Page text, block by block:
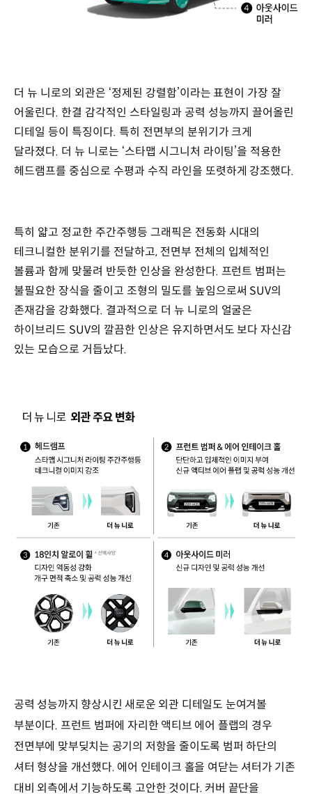
더 뉴 니로의 외관은 ‘정제된 강렬함’이라는 표현이 가장 잘
어울린다. 한결 감각적인 스타일링과 공력 성능까지 끌어올린
디테일 등이 특징이다. 특히 전면부의 분위기가 크게
달라졌다. 더 뉴 니로는 ‘스타맵 시그니처 라이팅’을 적용한
헤드램프를 중심으로 수평과 수직 라인을 또렷하게 강조했다.
특히 얇고 정교한 주간주행등 그래픽은 전동화 시대의
테크니컬한 분위기를 전달하고, 전면부 전체의 입체적인
볼륨과 함께 맞물려 반듯한 인상을 완성한다. 프런트 범퍼는
불필요한 장식을 줄이고 조형의 밀도를 높임으로써 SUV의
존재감을 강화했다. 결과적으로 더 뉴 니로의 얼굴은
하이브리드 SUV의 깔끔한 인상은 유지하면서도 보다 자신감
있는 모습으로 거듭났다.
공력 성능까지 향상시킨 새로운 외관 디테일도 눈여겨볼
부분이다. 프런트 범퍼에 자리한 액티브 에어 플랩의 경우
전면부에 맞부딪치는 공기의 저항을 줄이도록 범퍼 하단의
셔터 형상을 개선했다. 에어 인테이크 홀을 여닫는 셔터가 기존
대비 외측에서 기능하도록 고안한 것이다. 커버 끝단을